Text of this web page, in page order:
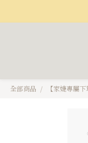
全部商品 【家婕專屬